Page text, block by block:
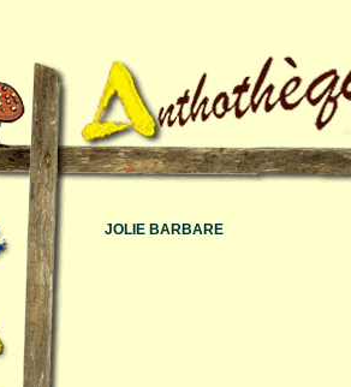
JOLIE BARBARE